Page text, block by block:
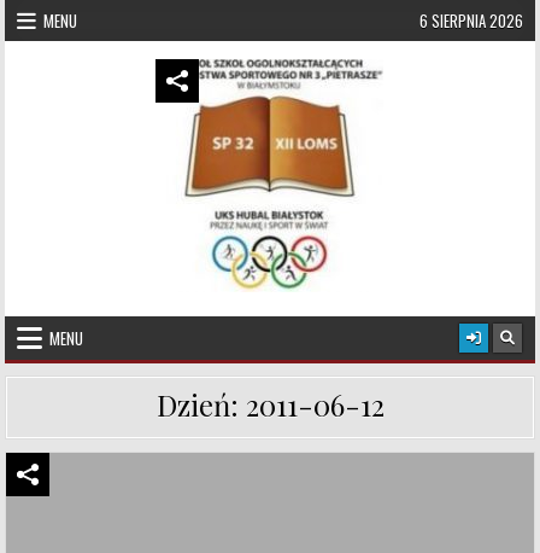
Skip to content
MENU 6 SIERPNIA 2026
UKS Hubal Białystok
MENU
Dzień: 2011-06-12